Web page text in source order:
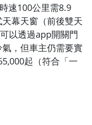
速100公里需8.9
幕天窗（前後雙天
以透過app開關門
，但車主仍需要實
起（符合「一